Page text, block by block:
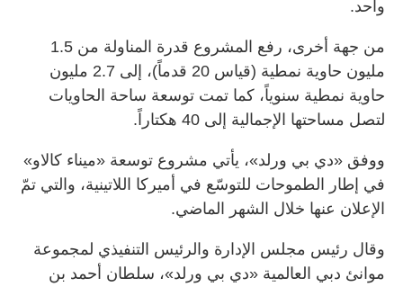
واحد.
من جهة أخرى، رفع المشروع قدرة المناولة من 1.5
مليون حاوية نمطية (قياس 20 قدماً)، إلى 2.7 مليون
حاوية نمطية سنوياً، كما تمت توسعة ساحة الحاويات
لتصل مساحتها الإجمالية إلى 40 هكتاراً.
ووفق «دي بي ورلد»، يأتي مشروع توسعة «ميناء كالاو»
في إطار الطموحات للتوسّع في أميركا اللاتينية، والتي تمّ
الإعلان عنها خلال الشهر الماضي.
وقال رئيس مجلس الإدارة والرئيس التنفيذي لمجموعة
موانئ دبي العالمية «دي بي ورلد»، سلطان أحمد بن